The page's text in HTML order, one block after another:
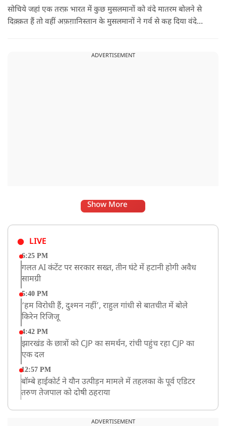
सोचिये जहां एक तरफ़ भारत में कुछ मुसलमानों को वंदे मातरम बोलने से
दिक़्क़त हैं तो वहीं अफ़ग़ानिस्तान के मुसलमानों ने गर्व से कह दिया वंदे
ADVERTISEMENT
Show More
LIVE
6:25 PM
गलत AI कंटेंट पर सरकार सख्त, तीन घंटे में हटानी होगी अवैध
सामग्री
5:40 PM
‘हम विरोधी हैं, दुश्मन नहीं’, राहुल गांधी से बातचीत में बोले
किरेन रिजिजू
4:42 PM
झारखंड के छात्रों को CJP का समर्थन, रांची पहुंच रहा CJP का
एक दल
12:57 PM
बॉम्बे हाईकोर्ट ने यौन उत्पीड़न मामले में तहलका के पूर्व एडिटर
तरुण तेजपाल को दोषी ठहराया
माफिया अतीक अहमद के छोटे बेटे अबान की एक्सीडेंट में मौत
ADVERTISEMENT